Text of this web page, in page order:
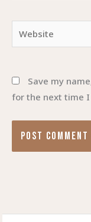
Website
Save my
for the next time